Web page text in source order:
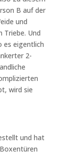
B auf der
und
Triebe. Und
es eigentlich
2-
wird sie
und hat